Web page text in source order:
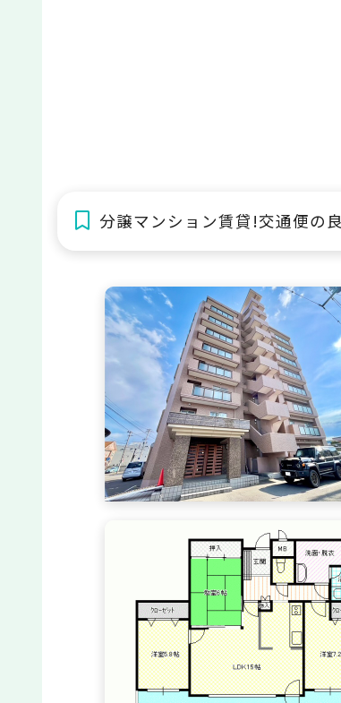
分譲マンション賃貸!交通便の